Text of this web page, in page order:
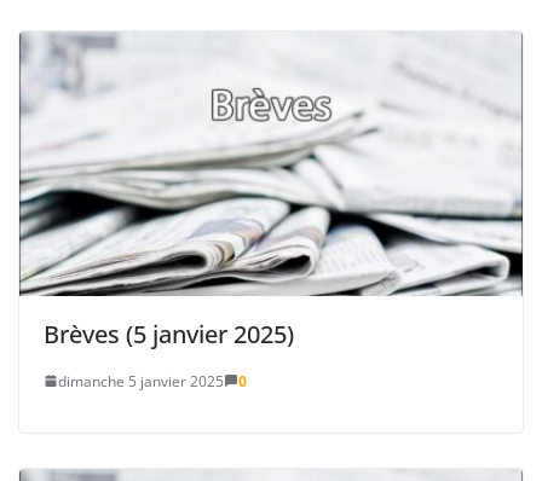
Brèves (5 janvier 2025)
dimanche 5 janvier 2025 0